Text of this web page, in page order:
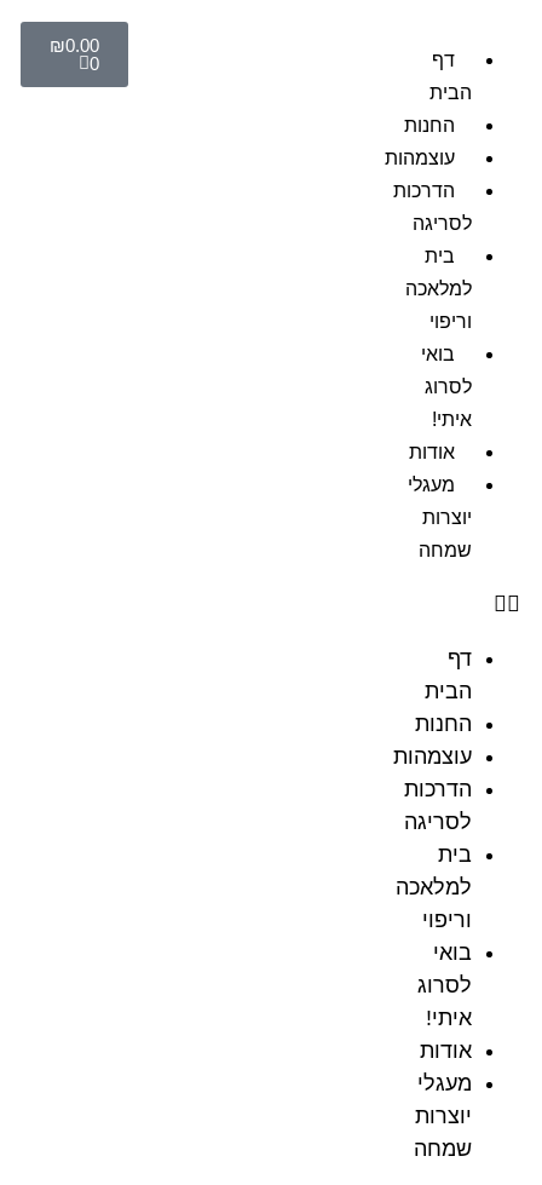
דף
הבית
החנות
עוצמהות
הדרכות
לסריגה
בית
למלאכה
וריפוי
בואי
לסרוג
איתי!
אודות
מעגלי
יוצרות
שמחה
דף
הבית
החנות
עוצמהות
הדרכות
לסריגה
בית
למלאכה
וריפוי
בואי
לסרוג
איתי!
אודות
מעגלי
יוצרות
שמחה
₪0.00
0